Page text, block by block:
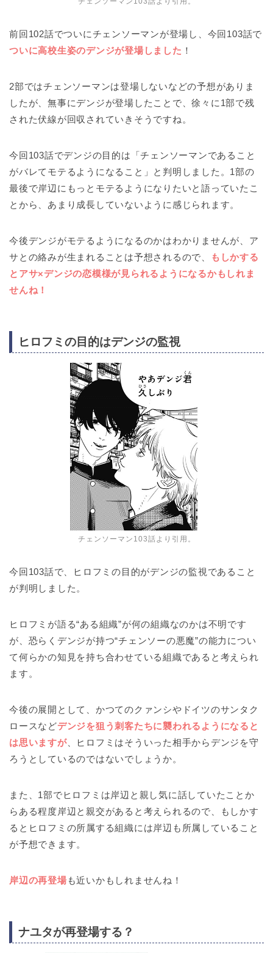
前回102話でついにチェンソーマンが登場し、今回103話で
ついに高校生姿のデンジが登場しました ！
2部ではチェンソーマンは登場しないなどの予想がありま
したが、無事にデンジが登場したことで、徐々に1部で残
された伏線が回収されていきそうですね。
今回103話でデンジの目的は「チェンソーマンであること
がバレてモテるようになること」と判明しました。1部の
最後で岸辺にもっとモテるようになりたいと語っていたこ
とから、あまり成長していないように感じられます。
今後デンジがモテるようになるのかはわかりませんが、ア
サとの絡みが生まれることは予想されるので、
もしかする
とアサ×デンジの恋模様が見られるようになるかもしれま
せんね！
ヒロフミの目的はデンジの監視
チェンソーマン103話より引用。
今回103話で、ヒロフミの目的がデンジの監視であること
が判明しました。
ヒロフミが語る“ある組織”が何の組織なのかは不明です
が、恐らくデンジが持つ“チェンソーの悪魔”の能力につい
て何らかの知見を持ち合わせている組織であると考えられ
ます。
今後の展開として、かつてのクァンシやドイツのサンタク
ロースなどデンジを狙う刺客たちに襲われるようになると
は思いますが、ヒロフミはそういった相手からデンジを守
ろうとしているのではないでしょうか。
また、1部でヒロフミは岸辺と親し気に話していたことか
らある程度岸辺と親交があると考えられるので、もしかす
るとヒロフミの所属する組織には岸辺も所属していること
が予想できます。
岸辺の再登場 も近いかもしれませんね！
ナユタが再登場する？